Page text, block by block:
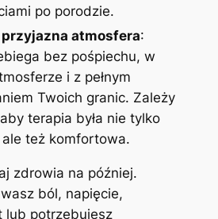
po porodzie.
atmosfera:
bez pośpiechu, w
i z pełnym
Twoich granic. Zależy
terapia była nie tylko
też komfortowa.
zdrowia na później.
ból, napięcie,
lub potrzebujesz